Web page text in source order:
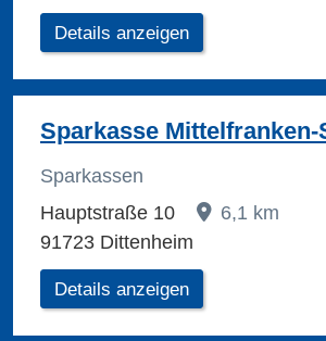
Details anzeigen
Sparkasse Mittelfranken-
Sparkassen
Hauptstraße 10
6,1 km
91723 Dittenheim
Details anzeigen